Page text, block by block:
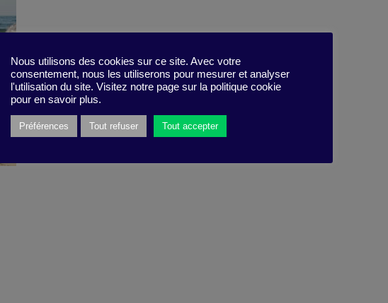
Nous utilisons des cookies sur ce site. Avec votre
consentement, nous les utiliserons pour mesurer et analyser
l'utilisation du site. Visitez notre page sur la politique cookie
pour en savoir plus.
Préférences Tout refuser Tout accepter